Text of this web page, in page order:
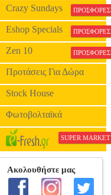
Crazy Sundays ΠΡΟΣΦΟΡΕΣ
Eshop Specials ΠΡΟΣΦΟΡΕΣ
Zen 10 ΠΡΟΣΦΟΡΕΣ
Προτάσεις Για Δώρα
Stock House
Φωτοβολταϊκά
SUPER MARKET